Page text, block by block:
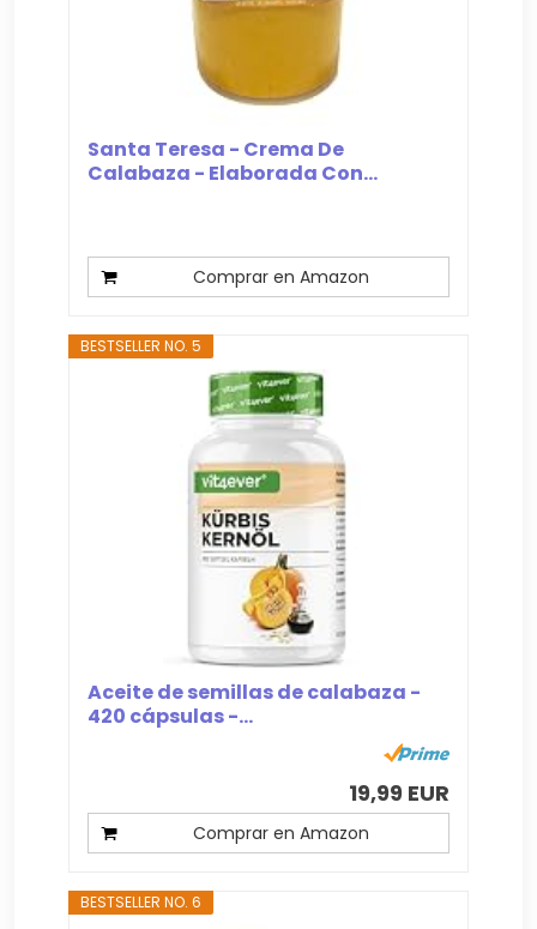
Santa Teresa - Crema De
Calabaza - Elaborada Con...
Comprar en Amazon
BESTSELLER NO. 5
Aceite de semillas de calabaza -
420 cápsulas -...
19,99 EUR
Comprar en Amazon
BESTSELLER NO. 6